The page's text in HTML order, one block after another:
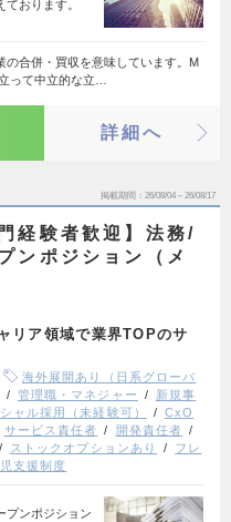
おります。
の合併・買収を意味しています。M
って中立的な立…
詳細へ
掲載期間 26/08/04～26/08/17
経験者歓迎】法務/
ンポジション（メ
ア領域で業界TOPのサ
海外展開あり（日系グローバ
管理職・マネジャー
新規事
ャル採用（未経験可）
CxO
サービス責任者
開発責任者
ストックオプションあり
フレ
支援制度
プンポジション